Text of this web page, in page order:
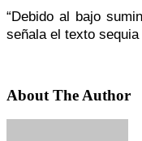
“Debido al bajo
señala el texto
About The Author